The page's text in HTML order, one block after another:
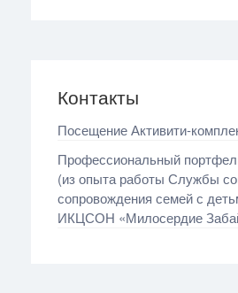
Контакты
Посещение
Профессиональный
(из опыта работы Службы
сопровождения семей с
ИКЦСОН «Милосердие